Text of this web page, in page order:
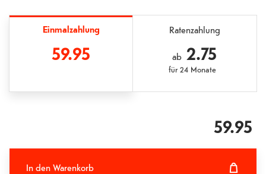
Einmalzahlung
59.95
Ratenzahlung
ab 2.75
für24 Monate
59.95
In den Warenkorb